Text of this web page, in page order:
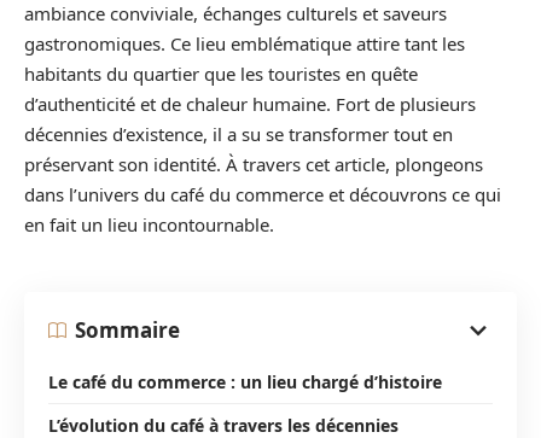
ambiance conviviale, échanges culturels et saveurs
gastronomiques. Ce lieu emblématique attire tant les
habitants du quartier que les touristes en quête
d’authenticité et de chaleur humaine. Fort de plusieurs
décennies d’existence, il a su se transformer tout en
préservant son identité. À travers cet article, plongeons
dans l’univers du café du commerce et découvrons ce qui
en fait un lieu incontournable.
Sommaire
Le café du commerce : un lieu chargé d’histoire
L’évolution du café à travers les décennies